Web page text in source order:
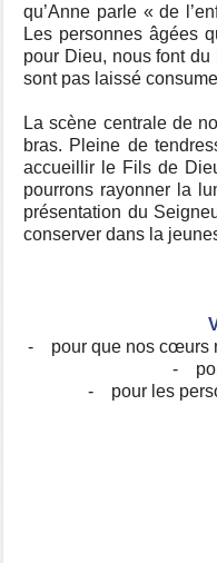
qu’Anne parle « de
Les personnes âgées
pour Dieu, nous font
sont pas laissé
La scène centrale de
bras. Pleine de
accueillir le Fils de
pourrons rayonner la
présentation du
conserver dans la
- pour que nos cœurs
-
- pour les